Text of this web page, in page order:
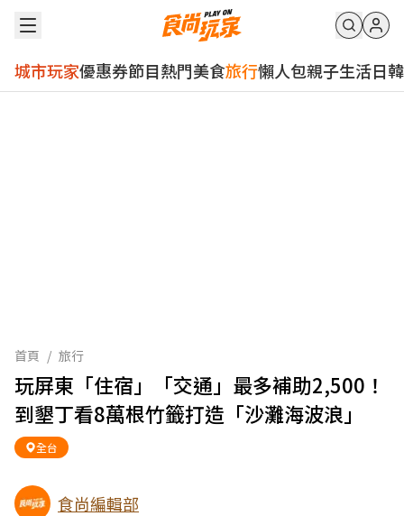
城市玩家優惠券節目熱門美食旅行懶人包親子生活日韓
首頁 / 旅行
玩屏東「住宿」「交通」最多補助2,500！
到墾丁看8萬根竹籤打造「沙灘海波浪」
全台
食尚編輯部